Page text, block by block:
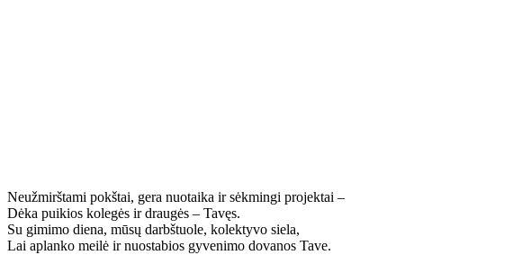
Neužmirštami pokštai, gera nuotaika ir sėkmingi projektai –
Dėka puikios kolegės ir draugės – Tavęs.
Su gimimo diena, mūsų darbštuole, kolektyvo siela,
Lai aplanko meilė ir nuostabios gyvenimo dovanos Tave.